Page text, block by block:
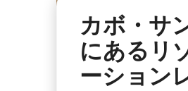
カボ・サ
にあるリ
ーション